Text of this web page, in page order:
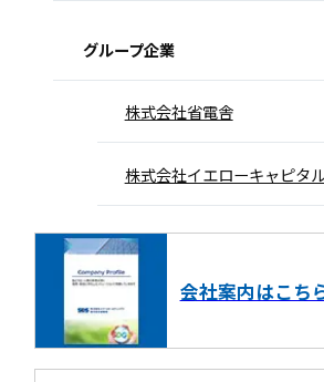
グループ企業
株式会社省電舎
株式会社イエローキャピタ
会社案内はこち